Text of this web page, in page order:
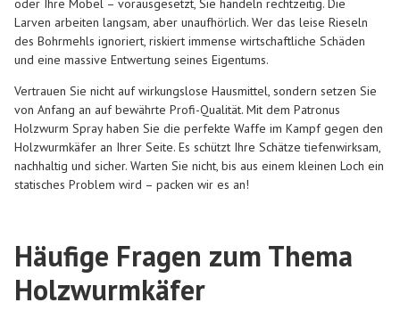
oder Ihre Möbel – vorausgesetzt, Sie handeln rechtzeitig. Die
Larven arbeiten langsam, aber unaufhörlich. Wer das leise Rieseln
des Bohrmehls ignoriert, riskiert immense wirtschaftliche Schäden
und eine massive Entwertung seines Eigentums.
Vertrauen Sie nicht auf wirkungslose Hausmittel, sondern setzen Sie
von Anfang an auf bewährte Profi-Qualität. Mit dem Patronus
Holzwurm Spray haben Sie die perfekte Waffe im Kampf gegen den
Holzwurmkäfer an Ihrer Seite. Es schützt Ihre Schätze tiefenwirksam,
nachhaltig und sicher. Warten Sie nicht, bis aus einem kleinen Loch ein
statisches Problem wird – packen wir es an!
Häufige Fragen zum Thema
Holzwurmkäfer